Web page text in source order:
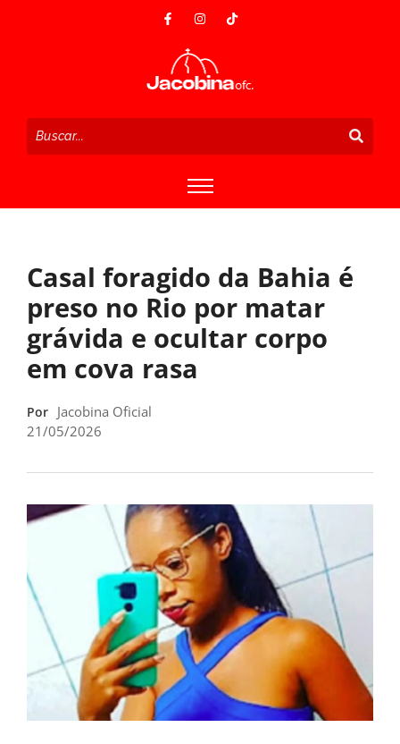
Casal foragido da Bahia é
preso no Rio por matar
grávida e ocultar corpo
em cova rasa
Por Jacobina Oficial
21/05/2026